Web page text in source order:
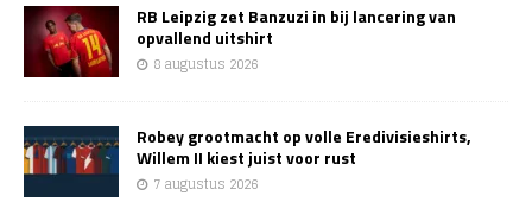
RB Leipzig zet Banzuzi in bij lancering van
opvallend uitshirt
8 augustus 2026
Robey grootmacht op volle Eredivisieshirts,
Willem II kiest juist voor rust
7 augustus 2026